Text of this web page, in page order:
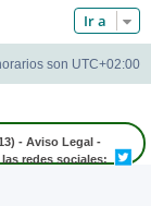
Ir a
son UTC+02:00
- Aviso Legal -
redes sociales: